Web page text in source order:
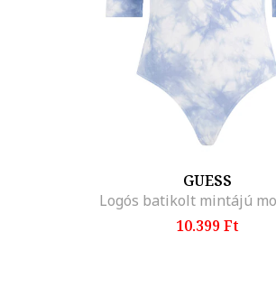
GUESS
10.399 Ft